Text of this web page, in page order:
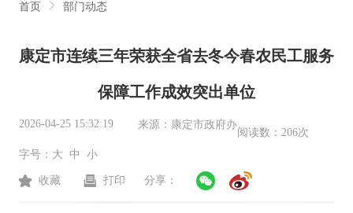
首页 部门动态
康定市连续三年荣获全省去冬今春农民工服务
保障工作成效突出单位
2026-04-25 15:32:19 来源： 康定市政府办
阅读数： 206次
字号： 大 中 小
收藏 打印 分享：